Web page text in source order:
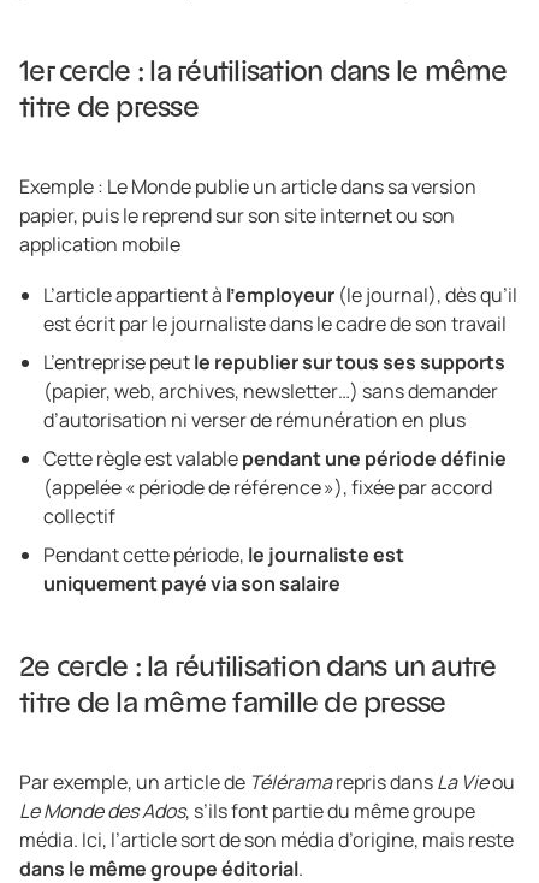
1er cercle : la réutilisation dans le même
titre de presse
Exemple : Le Monde publie un article dans sa version
papier, puis le reprend sur son site internet ou son
application mobile
L’article appartient à l’employeur (le journal), dès qu’il
est écrit par le journaliste dans le cadre de son travail
L’entreprise peutle republier sur tous ses supports
(papier, web, archives, newsletter…) sans demander
d’autorisation ni verser de rémunération en plus
Cette règle est valablependant une période définie
(appelée « période de référence »), fixée par accord
collectif
Pendant cette période, le journaliste est
uniquement payé via son salaire
2e cercle : la réutilisation dans un autre
titre de la même famille de presse
Par exemple, un article de Téléramarepris dansLa Vieou
Le Monde des Ados, s’ils font partie du même groupe
média. Ici, l’article sort de son média d’origine, mais reste
dans le même groupe éditorial.